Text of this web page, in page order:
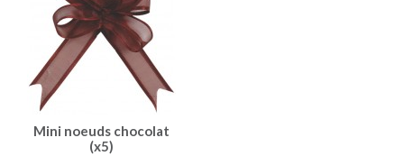
Mini noeuds chocolat
(x5)